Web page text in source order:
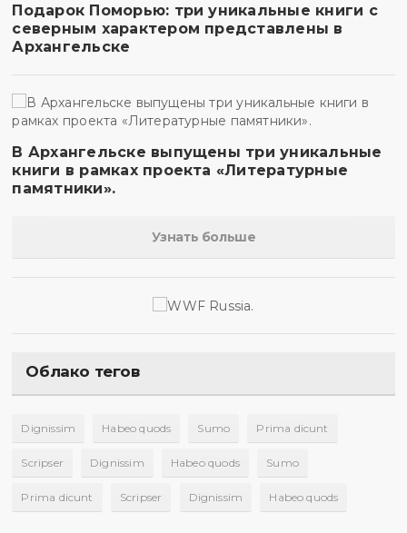
Подарок Поморью: три уникальные книги с
северным характером представлены в
Архангельске
В Архангельске выпущены три уникальные
книги в рамках проекта «Литературные
памятники».
Узнать больше
Облако тегов
Dignissim Habeo quods Sumo Prima dicunt
Scripser Dignissim Habeo quods Sumo
Prima dicunt Scripser Dignissim Habeo quods